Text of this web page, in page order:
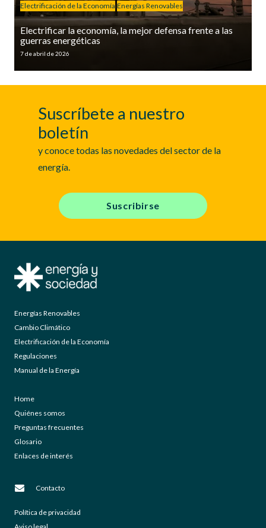
Electrificación de la Economía Energías Renovables
Electrificar la economía, la mejor defensa frente a las
guerras energéticas
7 de abril de 2026
Suscríbete a nuestro
boletín
y conoce todas las novedades del sector de la
energía.
Suscribirse
Energías Renovables
Cambio Climático
Electrificación de la Economía
Regulaciones
Manual de la Energía
Home
Quiénes somos
Preguntas frecuentes
Glosario
Enlaces de interés
Contacto
Política de privacidad